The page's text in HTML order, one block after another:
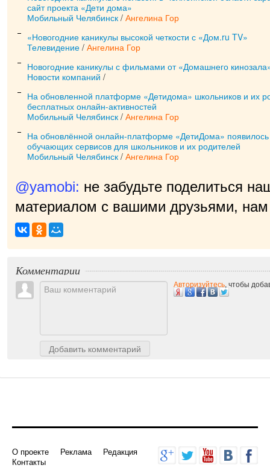
сайт проекта «Дети дома»
Мобильный Челябинск / Ангелина Гор
«Новогодние каникулы высокой четкости с «Дом.ru TV»
Телевидение / Ангелина Гор
Новогодние каникулы с фильмами от «Домашнего
Новости компаний /
На обновленной платформе «Детидома» школьников и их
бесплатных онлайн-активностей
Мобильный Челябинск / Ангелина Гор
На обновлённой онлайн-платформе «ДетиДома» появилось
обучающих сервисов для школьников и их родителей
Мобильный Челябинск / Ангелина Гор
@yamobi: не забудьте поделиться
материалом с вашими друзьями, нам
Комментарии
Добавить комментарий
Авторизуйтесь, чтобы
О проекте Реклама
Редакция
Контакты